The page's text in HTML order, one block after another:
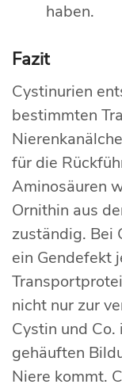
haben.
Fazit
Cystinurien
bestimmten
für die
Aminosäuren
Ornithin aus
zuständig. Bei
ein Gendefekt
nicht nur zur
Cystin und
gehäuften
Niere kommt.